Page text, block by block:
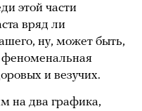
этой части
вряд ли
ну, может быть,
и везучих.
на два графика,